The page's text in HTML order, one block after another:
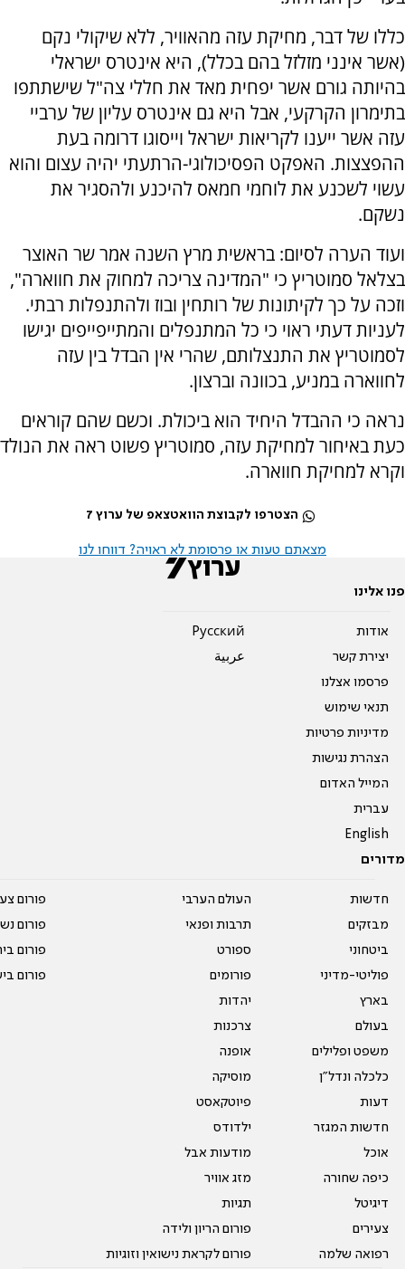
כללו של דבר, מחיקת עזה מהאוויר, ללא שיקולי נקם
(אשר אינני מזלזל בהם בכלל), היא אינטרס ישראלי
בהיותה גורם אשר יפחית מאד את חללי צה"ל שישתתפו
בתימרון הקרקעי, אבל היא גם אינטרס עליון של ערביי
עזה אשר ייענו לקריאות ישראל וייסוגו דרומה בעת
ההפצצות. האפקט הפסיכולוגי-הרתעתי יהיה עצום והוא
עשוי לשכנע את לוחמי חמאס להיכנע ולהסגיר את
נשקם.
ועוד הערה לסיום: בראשית מרץ השנה אמר שר האוצר
בצלאל סמוטריץ כי "המדינה צריכה למחוק את חווארה",
וזכה על כך לקיתונות של רותחין ובוז ולהתנפלות רבתי.
לעניות דעתי ראוי כי כל המתנפלים והמתייפייפים יגישו
לסמוטריץ את התנצלותם, שהרי אין הבדל בין עזה
לחווארה במניע, בכוונה וברצון.
נראה כי ההבדל היחיד הוא ביכולת. וכשם שהם קוראים
כעת באיחור למחיקת עזה, סמוטריץ פשוט ראה את הנולד
וקרא למחיקת חווארה.
הצטרפו לקבוצת הוואטצאפ של ערוץ 7
מצאתם טעות או פרסומת לא ראויה? דווחו לנו
פנו אלינו
אודות
יצירת קשר
פרסמו אצלנו
תנאי שימוש
מדיניות פרטיות
הצהרת נגישות
המייל האדום
עברית
English
Pусский
عربية
מדורים
חדשות
מבזקים
ביטחוני
פוליטי-מדיני
בארץ
בעולם
משפט ופלילים
כלכלה ונדל"ן
דעות
חדשות המגזר
אוכל
כיפה שחורה
דיגיטל
צעירים
רפואה שלמה
העולם הערבי
תרבות ופנאי
ספורט
פורומים
יהדות
צרכנות
אופנה
מוסיקה
פיוטקאסט
ילדודס
מודעות אבל
מזג אוויר
תגיות
פורום הריון ולידה
פורום לקראת נישואין וזוגיות
פורום
פורום
פורום
פורום